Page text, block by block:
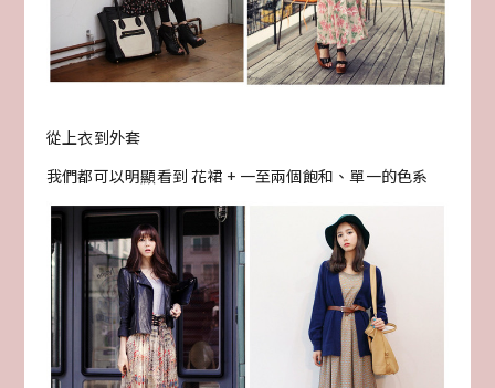
從上衣到外套
我們都可以明顯看到 花裙 + 一至兩個飽和、單一的色系